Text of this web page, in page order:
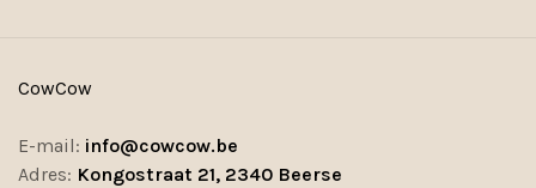
CowCow
E-mail: info@cowcow.be
Adres: Kongostraat 21, 2340 Beerse